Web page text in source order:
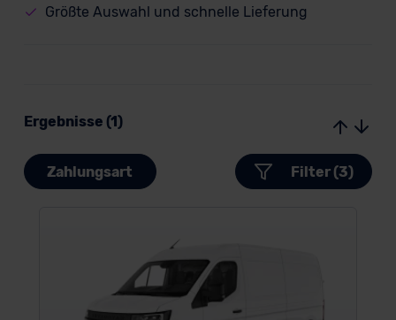
Größte Auswahl und schnelle Lieferung
Ergebnisse (1)
Zahlungsart Filter (3)